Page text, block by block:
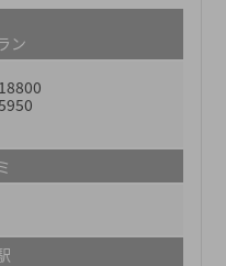
います。さらに、会
11万人以上で、理想
っています。大手結
ーズナブルなので、
た結婚相手を探して
ン